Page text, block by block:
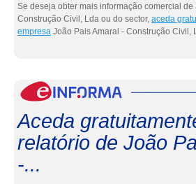
Se deseja obter mais informação comercial de
Construção Civil, Lda ou do sector, aceda
empresa João Pais Amaral - Construção Civil,
Aceda
relatório de João
-...